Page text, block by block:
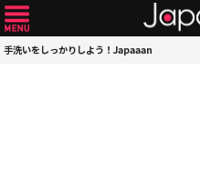
手洗いをしっかりしよう！Japaaan